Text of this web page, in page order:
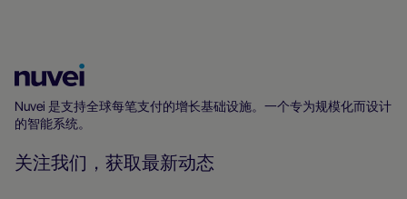
主
Nuvei 是支持全球每笔支付的增长基础设施。一个专为规模化而设计
的智能系统。
关注我们，获取最新动态